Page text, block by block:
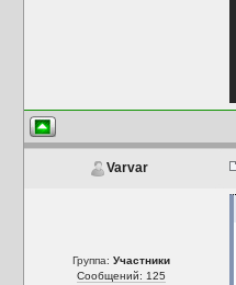
Varvar
Группа:Участники
Сообщений: 125